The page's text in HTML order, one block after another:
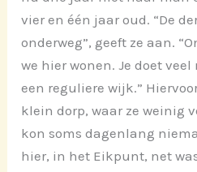
vier en één jaar oud. “De
onderweg”, geeft ze aan.
we hier wonen. Je doet
een reguliere wijk.”
klein dorp, waar ze weinig
kon soms dagenlang
hier, in het Eikpunt, net